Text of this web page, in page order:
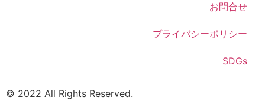
お問合せ
プライバシーポリシー
SDGs
© 2022 All Rights Reserved.